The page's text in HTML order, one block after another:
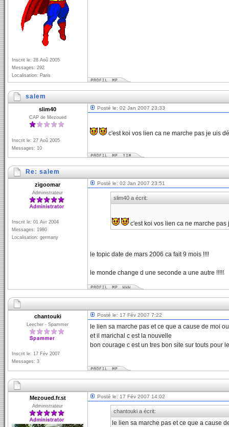
Inscrit le: 28 Aoû 2005
Messages: 292
Localisation: Paris
salem
slim40
CAP de Mezoued
Inscrit le: 27 Aoû 2005
Messages: 10
Posté le: 02 Jan 2007 23:33
c'est koi vos lien ca ne marche pas je uis
Re: salem
zigoomar
Administrateur
Inscrit le: 01 Avr 2004
Messages: 1980
Localisation: germany
Posté le: 02 Jan 2007 23:51
slim40 a écrit:
c'est koi vos lien ca ne marche
le topic date de mars 2006 ca fait 9 mois !!!!
le monde change d une seconde a une autre !!!!!
chantouki
Leecher - Spammer
Inscrit le: 17 Fév 2007
Messages: 3
Posté le: 17 Fév 2007 7:22
le lien sa marche pas et ce que a cause de moi
et il marichal c est la nouvelle
bon courage c est un tres bon site sur touts pour
Mezoued.fr.st
Administrateur
Posté le: 17 Fév 2007 14:02
chantouki a écrit:
le lien sa marche pas et ce que a cause